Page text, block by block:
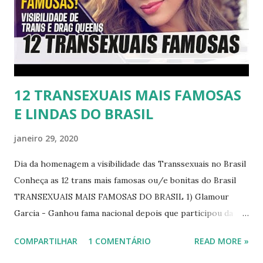
12 TRANSEXUAIS MAIS FAMOSAS
E LINDAS DO BRASIL
janeiro 29, 2020
Dia da homenagem a visibilidade das Transsexuais no Brasil
Conheça as 12 trans mais famosas ou/e bonitas do Brasil
TRANSEXUAIS MAIS FAMOSAS DO BRASIL 1) Glamour
Garcia - Ganhou fama nacional depois que participou da
transexual, Britney. 2) Lea T é uma famosa modelo
COMPARTILHAR 1 COMENTÁRIO READ MORE »